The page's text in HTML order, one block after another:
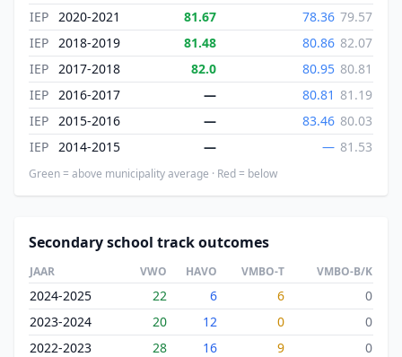
IEP 2020-2021 81.67 78.36 79.57
IEP 2018-2019 81.48 80.86 82.07
IEP 2017-2018 82.0 80.95 80.81
IEP 2016-2017 — 80.81 81.19
IEP 2015-2016 — 83.46 80.03
IEP 2014-2015 — — 81.53
Green = above municipality average · Red = below
Secondary school track outcomes
JAAR VWO HAVO VMBO-T VMBO-B/K
2024-2025 22 6 6
0
2023-2024
20 12 0
0
2022-2023
28 16 9
0